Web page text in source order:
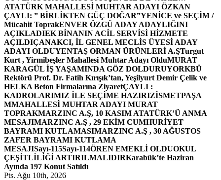
ATATÜRK MAHALLESİ MUHTAR ADAYI ÖZKAN
ÇAYLI: ” BİRLİKTEN GÜÇ DOĞAR”YENİCE ve SEÇİM /
Mücahit ToprakENVER ÖZGÜ ADAY ADAYLIĞINI
AÇIKLADIEK BİNANIN ACİL SERVİSİ HİZMETE
AÇILDIÇANAKCI, İL GENEL MECLİS ÜYESİ ADAY
ADAYI OLDUYENTAŞ ORMAN ÜRÜNLERİ A.ŞTurgut
Kurt , Yirmibeşler Mahallesi Muhtar Adayı OlduMURAT
KARAGÜL İŞ YAŞAMINDA GÖZ DOLDURUYORKBÜ
Rektörü Prof. Dr. Fatih Kırışık’tan, Yeşilyurt Demir Çelik ve
HELKA Beton Firmalarına ZiyaretÇAYLI :
KADROLARIMIZ İLE SEÇİME HAZIRIZİSMETPAŞA
MMAHALLESİ MUHTAR ADAYI MURAT
TOPRAKMARZINC A.Ş, 10 KASIM ATATÜRK’Ü ANMA
MESAJIMARZINC A.Ş , 29 EKİM CUMHURİYET
BAYRAMI KUTLAMASIMARZINC A.Ş , 30 AĞUSTOS
ZAFER BAYRAMI KUTLAMA
MESAJISayı-115Sayı-114ÖREN EMEKLİ OLDUOKUL
ÇEŞİTLİLİĞİ ARTIRILMALIDIRKarabük’te Haziran
Ayında 197 Konut Satıldı
Pts. Ağu 10th, 2026